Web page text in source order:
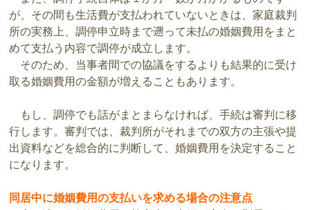
が、その間も生活費が支払われていないときは、家庭裁判
所の実務上、調停申立時まで遡って未払の婚姻費用をまと
めて支払う内容で調停が成立します。
そのため、当事者間での協議をするよりも結果的に受け
取る婚姻費用の金額が増えることもあります。
もし、調停でも話がまとまらなければ、手続は審判に移
行します。審判では、裁判所がそれまでの双方の主張や提
出資料などを総合的に判断して、婚姻費用を決定すること
になります。
同居中に婚姻費用の支払いを求める場合の注意点